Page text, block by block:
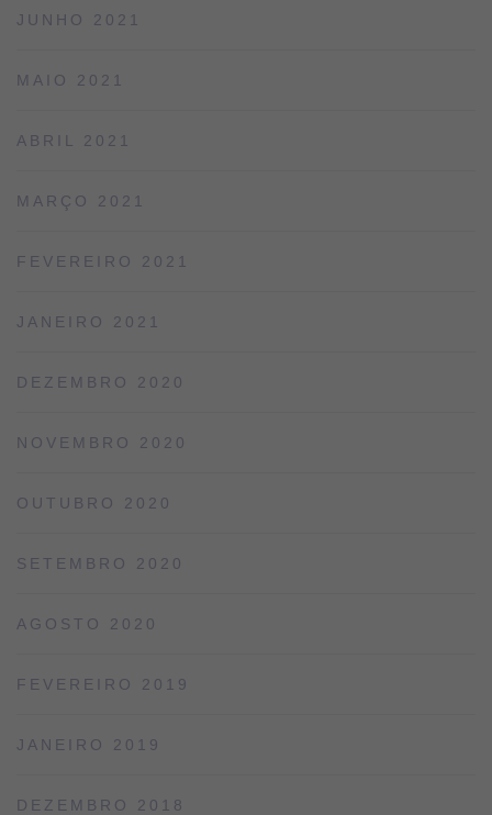
JUNHO 2021
MAIO 2021
ABRIL 2021
MARÇO 2021
FEVEREIRO 2021
JANEIRO 2021
DEZEMBRO 2020
NOVEMBRO 2020
OUTUBRO 2020
SETEMBRO 2020
AGOSTO 2020
FEVEREIRO 2019
JANEIRO 2019
DEZEMBRO 2018